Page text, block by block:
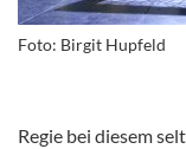
Foto: Birgit Hupfeld
Regie bei diesem